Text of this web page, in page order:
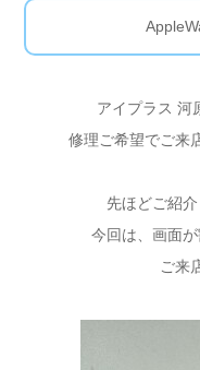
アイプラス 河
修理ご希望でご来
先ほどご紹
今回は、画面
ご来